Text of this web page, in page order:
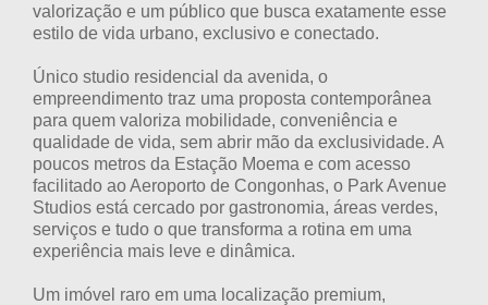
valorização e um público que busca exatamente esse
estilo de vida urbano, exclusivo e conectado.
Único studio residencial da avenida, o
empreendimento traz uma proposta contemporânea
para quem valoriza mobilidade, conveniência e
qualidade de vida, sem abrir mão da exclusividade. A
poucos metros da Estação Moema e com acesso
facilitado ao Aeroporto de Congonhas, o Park Avenue
Studios está cercado por gastronomia, áreas verdes,
serviços e tudo o que transforma a rotina em uma
experiência mais leve e dinâmica.
Um imóvel raro em uma localização premium,